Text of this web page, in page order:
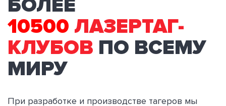
БОЛЕЕ
10500 ЛАЗЕРТАГ-
КЛУБОВ ПО ВСЕМУ
МИРУ
При разработке и производстве тагеров мы